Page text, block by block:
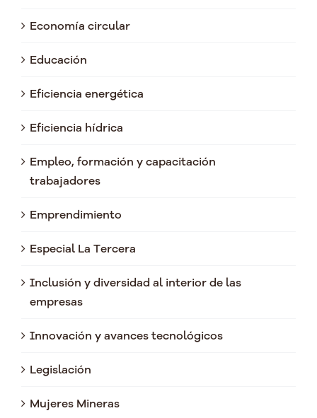
Economía circular
Educación
Eficiencia energética
Eficiencia hídrica
Empleo, formación y capacitación
trabajadores
Emprendimiento
Especial La Tercera
Inclusión y diversidad al interior de las
empresas
Innovación y avances tecnológicos
Legislación
Mujeres Mineras